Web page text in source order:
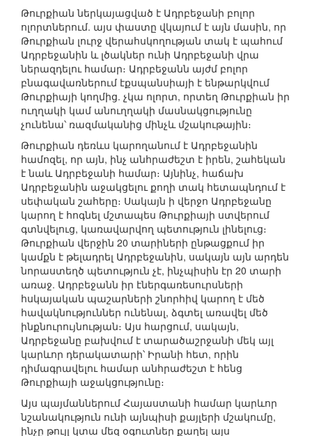
Թուրքիան ներկայացված է Ադրբեջանի բոլոր
ոլորտներում. այս փաստը վկայում է այն մասին, որ
Թուրքիան լուրջ վերահսկողության տակ է պահում
Ադրբեջանին և լծակներ ունի Ադրբեջանի վրա
ներազդելու համար։ Ադրբեջանն այժմ բոլոր
բնագավառներում էքսպանսիայի է ենթարկվում
Թուրքիայի կողմից. չկա ոլորտ, որտեղ Թուրքիան իր
ուղղակի կամ անուղղակի մասնակցությունը
չունենա՝ ռազմականից մինչև մշակութային։
Թուրքիան դեռևս կարողանում է Ադրբեջանին
համոզել, որ այն, ինչ անհրաժեշտ է իրեն, շահեկան
է նաև Ադրբեջանի համար։ Այնինչ, հաճախ
Ադրբեջանին աջակցելու քողի տակ հետապնդում է
սեփական շահերը։ Սակայն ի վերջո Ադրբեջանը
կարող է հոգնել մշտապես Թուրքիայի ստվերում
գտնվելուց, կառավարվող պետություն լինելուց։
Թուրքիան վերջին 20 տարիների ընթացքում իր
կամքն է թելադրել Ադրբեջանին, սակայն այն արդեն
նորաստեղծ պետություն չէ, ինչպիսին էր 20 տարի
առաջ. Ադրբեջանն իր էներգառեսուրսների
հսկայական պաշարների շնորհիվ կարող է մեծ
հավակնություններ ունենալ, ձգտել առավել մեծ
ինքնուրույնության։ Այս հարցում, սակայն,
Ադրբեջանը բախվում է տարածաշրջանի մեկ այլ
կարևոր դերակատարի՝ Իրանի հետ, որին
դիմագրավելու համար անհրաժեշտ է հենց
Թուրքիայի աջակցությունը։
Այս պայմաններում Հայաստանի համար կարևոր
նշանակություն ունի այնպիսի քայլերի մշակումը,
ինչը թույլ կտա մեզ օգուտներ քաղել այս